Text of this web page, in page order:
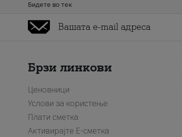
Бидете во тек
Брзи линкови
Ценовници
Услови за користење
Плати сметка
Активирајте Е-сметка